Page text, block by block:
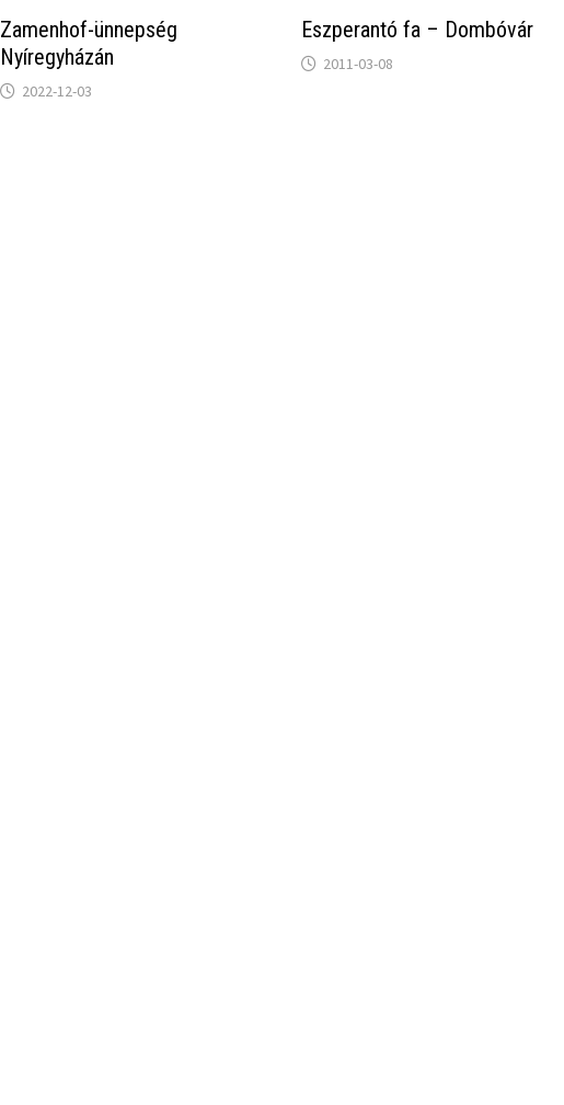
Zamenhof-ünnepség
Nyíregyházán
2022-12-03
Eszperantó fa – Dombóvár
2011-03-08